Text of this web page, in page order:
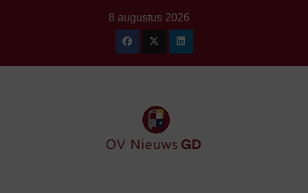
8 augustus 2026